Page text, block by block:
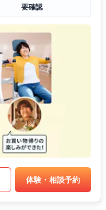
要確認
体験・相談予約